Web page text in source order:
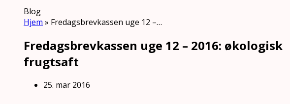
Blog
Hjem » Fredagsbrevkassen uge 12 –…
Fredagsbrevkassen uge 12 – 2016: økologisk
frugtsaft
25. mar 2016